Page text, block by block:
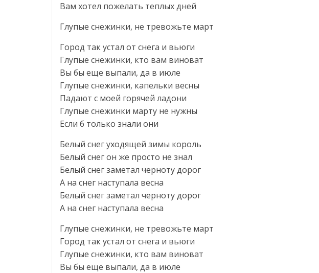
Вам хотел пожелать теплых дней
Глупые снежинки, не тревожьте март
Город так устал от снега и вьюги
Глупые снежинки, кто вам виноват
Вы бы еще выпали, да в июле
Глупые снежинки, капельки весны
Падают с моей горячей ладони
Глупые снежинки марту не нужны
Если б только знали они
Белый снег уходящей зимы король
Белый снег он же просто не знал
Белый снег заметал черноту дорог
А на снег наступала весна
Белый снег заметал черноту дорог
А на снег наступала весна
Глупые снежинки, не тревожьте март
Город так устал от снега и вьюги
Глупые снежинки, кто вам виноват
Вы бы еще выпали, да в июле